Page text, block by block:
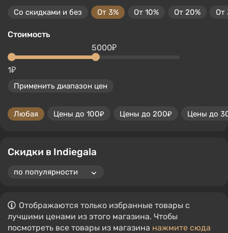
Со скидками и без От 3% От 10% От 20% От
Стоимость
1₽
5000₽
Применить диапазон цен
Любая Цены до 100₽ Цены до 200₽ Цены до
Скидки в Indiegala
Отображаются только избранные товары с
лучшими ценами из этого магазина. Чтобы
посмотреть все товары из магазина нажмите сюда